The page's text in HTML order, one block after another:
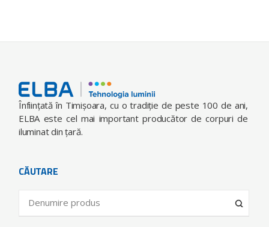
Înfiinţată în Timişoara, cu o tradiţie de peste 100 de ani,
ELBA este cel mai important producător de corpuri de
iluminat din ţară.
CĂUTARE